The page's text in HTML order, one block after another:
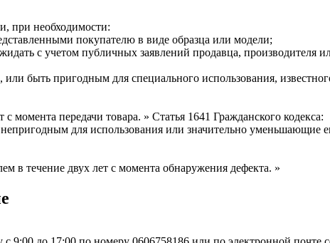
при необходимости:
покупателю в виде образца или модели;
с учетом публичных заявлений продавца, производителя
быть пригодным для специального использования,
момента передачи товара. » Статья 1641 Гражданского кодекса:
для использования или значительно уменьшающие
в течение двух лет с момента обнаружения дефекта. »